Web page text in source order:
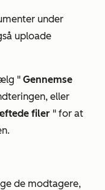
under
uploade
" Gennemse
eller
filer " for at
de modtagere,